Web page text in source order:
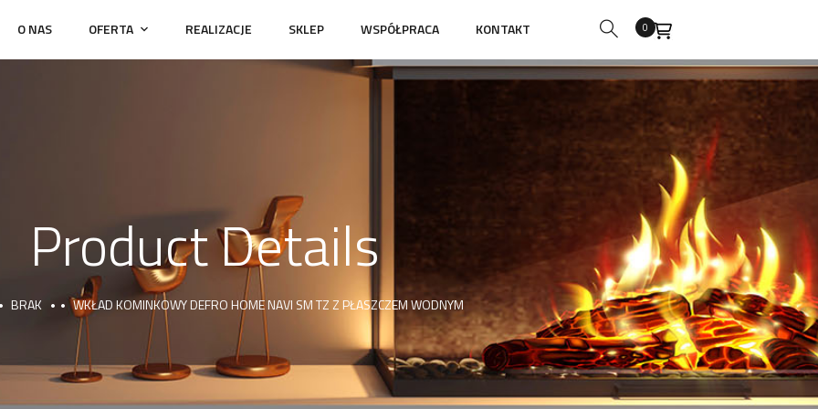
O NAS OFERTA REALIZACJE SKLEP WSPÓŁPRACA KONTAKT 0
Product Details
BRAK WKŁAD KOMINKOWY DEFRO HOME NAVI SM TZ Z PŁASZCZEM WODNYM